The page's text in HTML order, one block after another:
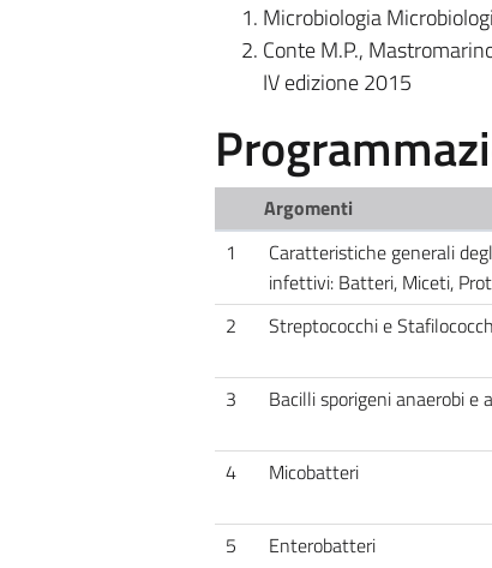
Microbiologia
Conte M.P.,
IV edizione 2015
Argomenti
1
Caratteristiche generali
infettivi: Batteri, Miceti,
2 Streptococchi e
3
Bacilli sporigeni anaerobi e
4
Micobatteri
5
Enterobatteri